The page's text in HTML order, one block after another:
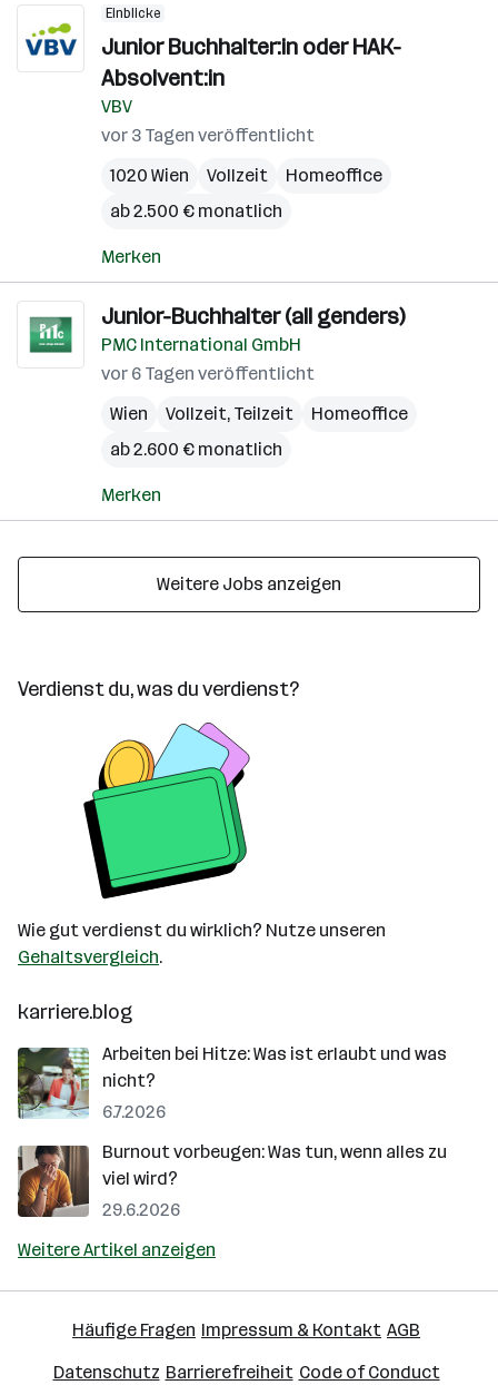
Einblicke
Junior Buchhalter:in oder HAK-
Absolvent:in
VBV
vor 3 Tagen veröffentlicht
1020 Wien
Vollzeit
Homeoffice
ab 2.500 € monatlich
Merken
Junior-Buchhalter (all genders)
PMC International GmbH
vor 6 Tagen veröffentlicht
Wien
Vollzeit, Teilzeit
Homeoffice
ab 2.600 € monatlich
Merken
Weitere Jobs anzeigen
Verdienst du, was du verdienst?
Wie gut verdienst du wirklich? Nutze unseren
Gehaltsvergleich.
karriere.blog
Arbeiten bei Hitze: Was ist erlaubt und was
nicht?
6.7.2026
Burnout vorbeugen: Was tun, wenn alles zu
viel wird?
29.6.2026
Weitere Artikel anzeigen
Häufige Fragen Impressum & Kontakt AGB
Datenschutz Barrierefreiheit Code of Conduct